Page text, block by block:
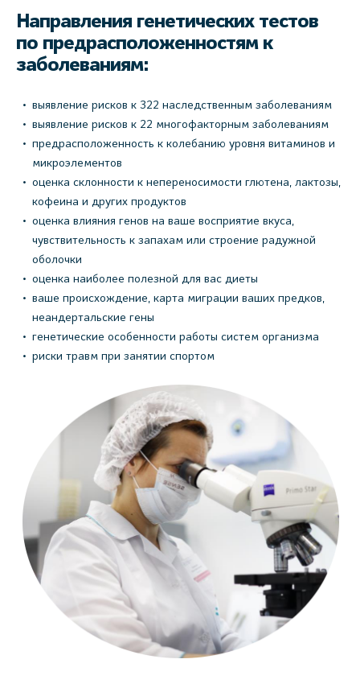
Направления генетических тестов
по предрасположенностям к
заболеваниям:
выявление рисков к 322 наследственным заболеваниям
выявление рисков к 22 многофакторным заболеваниям
предрасположенность к колебанию уровня витаминов и
микроэлементов
оценка склонности к непереносимости глютена, лактозы,
кофеина и других продуктов
оценка влияния генов на ваше восприятие вкуса,
чувствительность к запахам или строение радужной
оболочки
оценка наиболее полезной для вас диеты
ваше происхождение, карта миграции ваших предков,
неандертальские гены
генетические особенности работы систем организма
риски травм при занятии спортом